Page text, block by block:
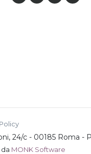
24/c - 00185 Roma -
MONK Software